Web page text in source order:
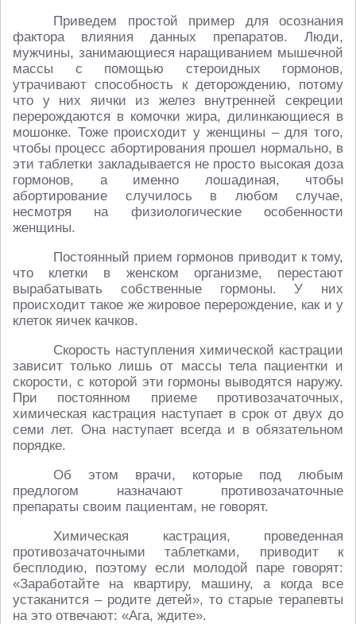
Приведем простой пример для осознания
фактора влияния данных препаратов. Люди,
мужчины, занимающиеся наращиванием мышечной
массы с помощью стероидных гормонов,
утрачивают способность к деторождению, потому
что у них яички из желез внутренней секреции
перерождаются в комочки жира, дилинкающиеся в
мошонке. Тоже происходит у женщины – для того,
чтобы процесс абортирования прошел нормально, в
эти таблетки закладывается не просто высокая доза
гормонов, а именно лошадиная, чтобы
абортирование случилось в любом случае,
несмотря на физиологические особенности
женщины.
Постоянный прием гормонов приводит к тому,
что клетки в женском организме, перестают
вырабатывать собственные гормоны. У них
происходит такое же жировое перерождение, как и у
клеток яичек качков.
Скорость наступления химической кастрации
зависит только лишь от массы тела пациентки и
скорости, с которой эти гормоны выводятся наружу.
При постоянном приеме противозачаточных,
химическая кастрация наступает в срок от двух до
семи лет. Она наступает всегда и в обязательном
порядке.
Об этом врачи, которые под любым
предлогом назначают противозачаточные
препараты своим пациентам, не говорят.
Химическая кастрация, проведенная
противозачаточными таблетками, приводит к
бесплодию, поэтому если молодой паре говорят:
«Заработайте на квартиру, машину, а когда все
устаканится – родите детей», то старые терапевты
на это отвечают: «Ага, ждите».